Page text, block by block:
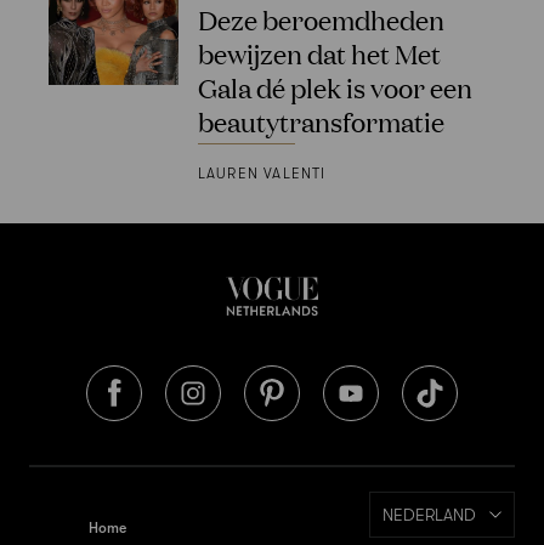
Deze beroemdheden
bewijzen dat het Met
Gala dé plek is voor een
beautytransformatie
LAUREN VALENTI
Home
NEDERLAND